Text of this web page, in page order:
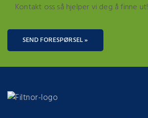
Kontakt oss så hjelper vi deg å finne ut!
SEND FORESPØRSEL »